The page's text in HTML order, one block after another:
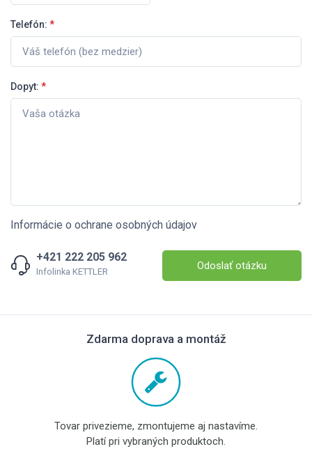
Telefón: *
Dopyt: *
Informácie o ochrane osobných údajov
+421 222 205 962
Infolinka KETTLER Odoslať otázku
Zdarma doprava a montáž
Tovar privezieme, zmontujeme aj nastavíme.
Platí pri vybraných produktoch.